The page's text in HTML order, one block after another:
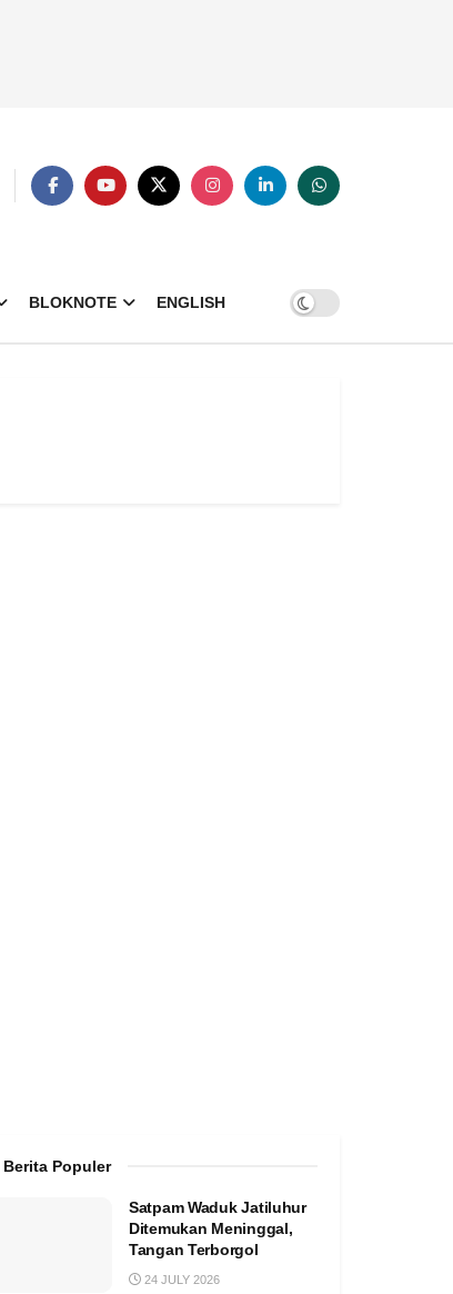
BLOKNOTE ENGLISH
Berita Populer
Satpam Waduk Jatiluhur
Ditemukan Meninggal,
Tangan Terborgol
24 JULY 2026